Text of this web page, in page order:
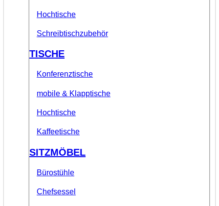
Hochtische
Schreibtischzubehör
TISCHE
Konferenztische
mobile & Klapptische
Hochtische
Kaffeetische
SITZMÖBEL
Bürostühle
Chefsessel